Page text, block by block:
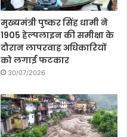
मुख्यमंत्री पुष्कर सिंह धामी ने
1905 हेल्पलाइन की समीक्षा के
दौरान लापरवाह अधिकारियों
को लगाई फटकार
30/07/2026